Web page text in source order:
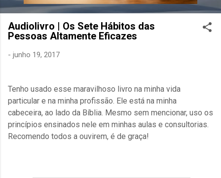
Audiolivro | Os Sete Hábitos das
Pessoas Altamente Eficazes
- junho 19, 2017
Tenho usado esse maravilhoso livro na minha vida
particular e na minha profissão. Ele está na minha
cabeceira, ao lado da Bíblia. Mesmo sem mencionar, uso os
princípios ensinados nele em minhas aulas e consultorias.
Recomendo todos a ouvirem, é de graça!